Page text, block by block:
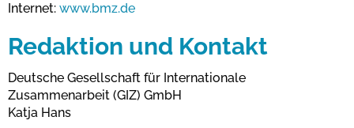
Internet: www.bmz.de
Redaktion und Kontakt
Deutsche Gesellschaft für Internationale
Zusammenarbeit (GIZ) GmbH
Katja Hans